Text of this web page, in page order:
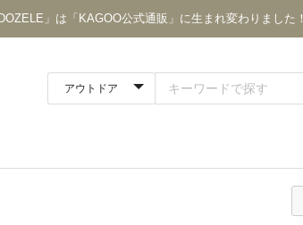
」は「KAGOO公式通販」に生まれ変わりました！